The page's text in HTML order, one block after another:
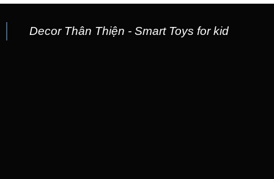
Decor Thân Thiện - Smart Toys for kid